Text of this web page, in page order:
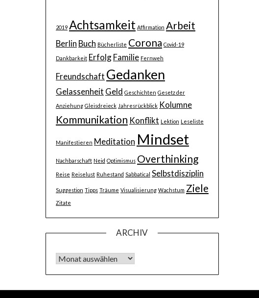
2019 Achtsamkeit Affirmation Arbeit
Berlin Buch Bücherliste Corona Covid-19
Dankbarkeit ErfolgFamilie Fernweh
Freundschaft Gedanken
Gelassenheit Geld Geschichten Gesetz der
Anziehung Gleisdreieck Jahresrückblick Kolumne
Kommunikation Konflikt Lektion Leseliste
Manifestieren Meditation Mindset
Nachbarschaft Neid Optimismus Overthinking
Reise Reiselust Ruhestand Sabbatical Selbstdisziplin
Suggestion Tipps Träume Visualisierung Wachstum Ziele
Zitate
ARCHIV
Archiv